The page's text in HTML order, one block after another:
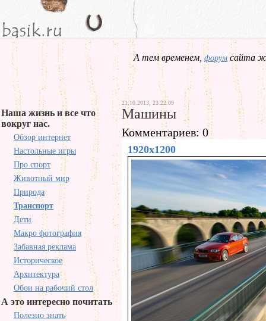
А тем временем,форум сайта
Наша жизнь и все что
вокруг нас.
Обзор интернет
Настольные игры
Про спорт
Животный мир
Природа
Транспорт
Дети
Макро фотография
Забавная реклама
Историческое
Архитектура
Обои на рабочий стол
А это интересно почитать
Полезно знать
21.10.2013, 23.22.09
Машины
Комментариев: 0
1920x1200